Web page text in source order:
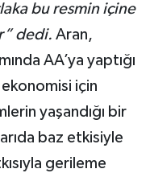
bu resmin içine
dedi. Aran,
AA’ya yaptığı
için
yaşandığı bir
baz etkisiyle
gerileme